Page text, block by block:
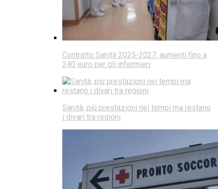
Contratto Sanità 2025-2027, aumenti fino a
240 euro per gli infermieri
Sanità, più prestazioni nei tempi ma restano
i divari tra regioni